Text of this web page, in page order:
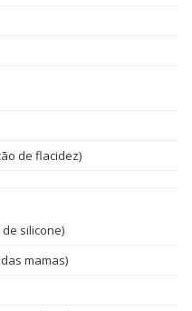
de flacidez)
silicone)
mamas)